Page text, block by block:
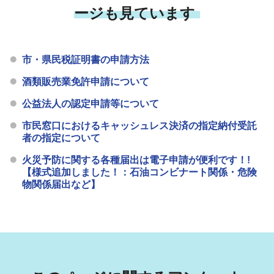
ージも見ています
市・県民税証明書の申請方法
酒類販売業免許申請について
公益法人の認定申請等について
市民窓口におけるキャッシュレス決済の指定納付受託
者の指定について
火災予防に関する各種届出は電子申請が便利です！!
【様式追加しました！：石油コンビナート関係・危険
物関係届出など】